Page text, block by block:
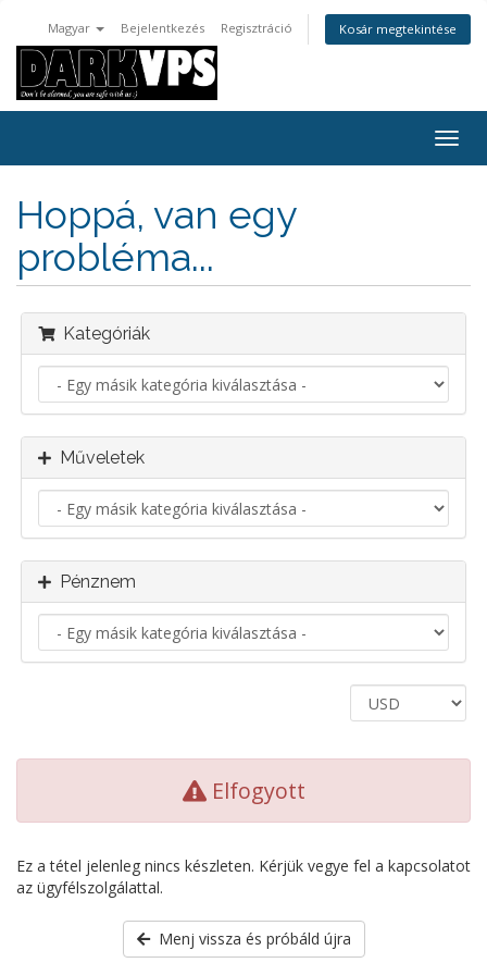
Magyar Bejelentkezés Regisztráció Kosár megtekintése
a
Hoppá, van egy
probléma...
Kategóriák
Műveletek
Pénznem
Elfogyott
Ez a tétel jelenleg nincs készleten. Kérjük vegye fel a kapcsolatot
az ügyfélszolgálattal.
Menj vissza és próbáld újra